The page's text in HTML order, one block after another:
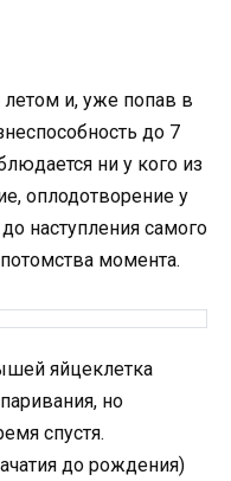
и, уже попав в
до 7
ни у кого из
оплодотворение у
наступления самого
момента.
яйцеклетка
но
спустя.
до рождения)